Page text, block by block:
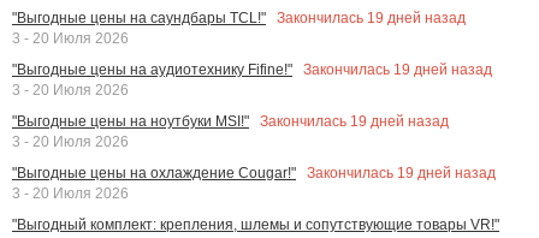
"Выгодные цены на саундбары TCL!"
Закончилась 19 дней назад
3 - 20 Июля 2026
"Выгодные цены на аудиотехнику Fifine!"
Закончилась 19 дней назад
3 - 20 Июля 2026
"Выгодные цены на ноутбуки MSI!"
Закончилась 19 дней назад
3 - 20 Июля 2026
"Выгодные цены на охлаждение Cougar!"
Закончилась 19 дней назад
3 - 20 Июля 2026
"Выгодный комплект: крепления, шлемы и сопутствующие товары VR!"